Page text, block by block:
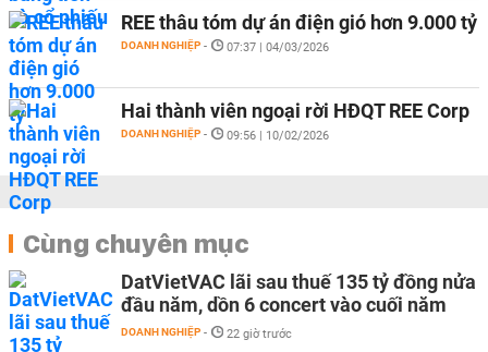
REE thâu tóm dự án điện gió hơn 9.000 tỷ
DOANH NGHIỆP - 07:37 | 04/03/2026
Hai thành viên ngoại rời HĐQT REE Corp
DOANH NGHIỆP - 09:56 | 10/02/2026
Cùng chuyên mục
DatVietVAC lãi sau thuế 135 tỷ đồng nửa
đầu năm, dồn 6 concert vào cuối năm
DOANH NGHIỆP - 22 giờ trước